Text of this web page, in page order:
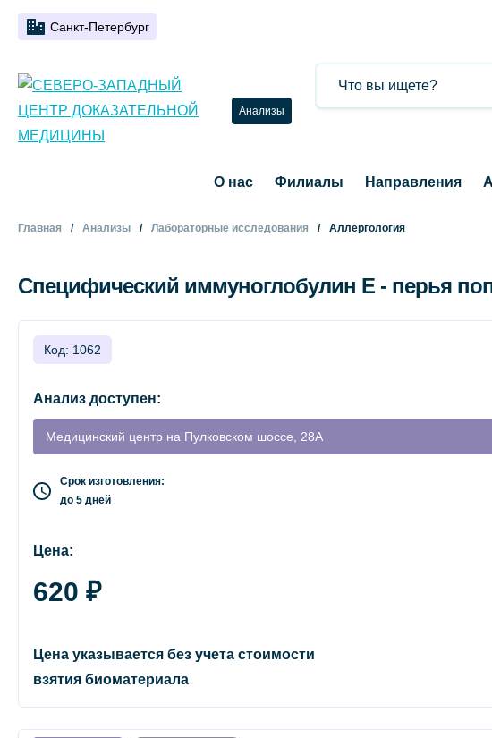
Санкт-Петербург
Анализы
О нас Филиалы Направления
Главная Анализы Лабораторные исследования Аллергология
Специфический иммуноглобулин Е - перья
Код: 1062
Анализ доступен:
Медицинский центр на Пулковском шоссе, 28А
Срок изготовления:
до 5 дней
Цена:
620 ₽
Цена указывается без учета стоимости
взятия биоматериала